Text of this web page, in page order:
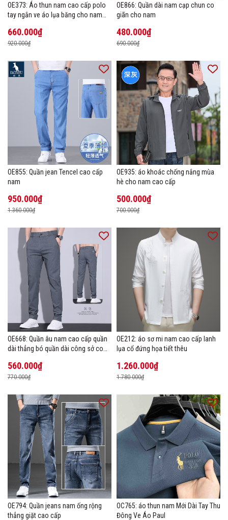
OE373: Áo thun nam cao cấp polo
tay ngắn ve áo lụa băng cho nam
660.000₫
920.000₫
OE866: Quần dài nam cạp chun co
giãn cho nam
480.000₫
690.000₫
OE855: Quần jean Tencel cao cấp
nam
950.000₫
1.360.000₫
OE935: áo khoác chống nắng mùa
hè cho nam cao cấp
500.000₫
700.000₫
OE668: Quần âu nam cao cấp quần
dài thẳng bó quần dài công sở co
560.000₫
770.000₫
OE212: áo sơ mi nam cao cấp lanh
lụa cổ đứng họa tiết thêu
1.260.000₫
1.780.000₫
OE794: Quần jeans nam ống rộng
thẳng giặt cao cấp
OC765: áo thun nam Mới Dài Tay Thu
Đông Ve Áo Paul